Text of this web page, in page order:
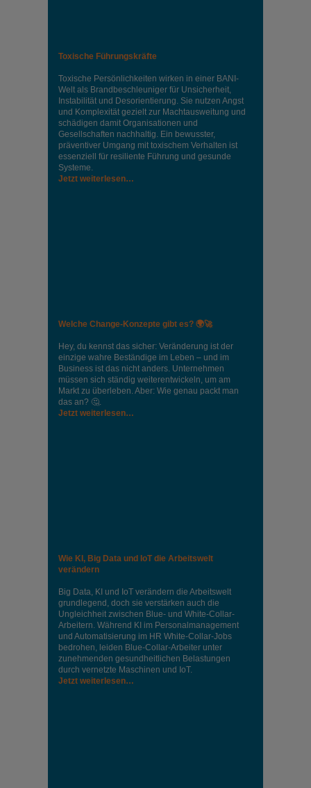
Toxische Führungskräfte
Toxische Persönlichkeiten wirken in einer BANI-
Welt als Brandbeschleuniger für Unsicherheit,
Instabilität und Desorientierung. Sie nutzen Angst
und Komplexität gezielt zur Machtausweitung und
schädigen damit Organisationen und
Gesellschaften nachhaltig. Ein bewusster,
präventiver Umgang mit toxischem Verhalten ist
essenziell für resiliente Führung und gesunde
Systeme.
Jetzt weiterlesen…
Welche Change-Konzepte gibt es? 🌍🚀
Hey, du kennst das sicher: Veränderung ist der
einzige wahre Beständige im Leben – und im
Business ist das nicht anders. Unternehmen
müssen sich ständig weiterentwickeln, um am
Markt zu überleben. Aber: Wie genau packt man
das an? 🤔.
Jetzt weiterlesen…
Wie KI, Big Data und IoT die Arbeitswelt
verändern
Big Data, KI und IoT verändern die Arbeitswelt
grundlegend, doch sie verstärken auch die
Ungleichheit zwischen Blue- und White-Collar-
Arbeitern. Während KI im Personalmanagement
und Automatisierung im HR White-Collar-Jobs
bedrohen, leiden Blue-Collar-Arbeiter unter
zunehmenden gesundheitlichen Belastungen
durch vernetzte Maschinen und IoT.
Jetzt weiterlesen…